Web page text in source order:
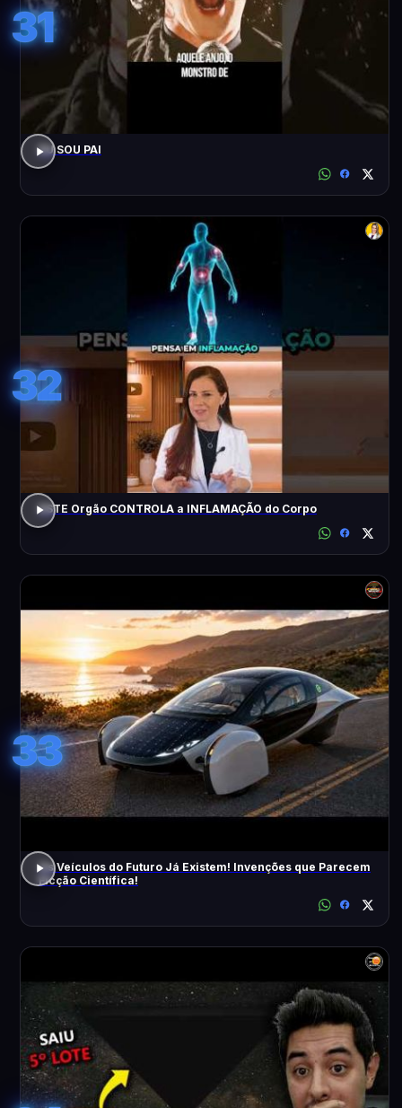
31
EU SOU PAI
32
ESTE Orgão CONTROLA a INFLAMAÇÃO do Corpo
33
Os Veículos do Futuro Já Existem! Invenções que Parecem
Ficção Científica!